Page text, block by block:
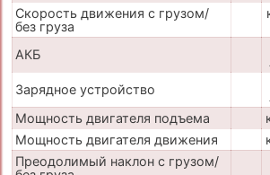
Скорость движения с грузом/
без груза
АКБ
Зарядное устройство
Мощность двигателя подъема
Мощность двигателя движения
Преодолимый наклон с грузом/